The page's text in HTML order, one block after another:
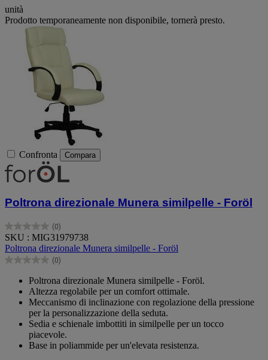
unità
Prodotto temporaneamente non disponibile, tornerà presto.
Confronta Compara
Poltrona direzionale Munera similpelle - Foröl
(0)
0.0
su
5
stelle.
SKU : MIG31979738
Poltrona direzionale Munera similpelle - Foröl
(0)
0.0
Poltrona direzionale Munera similpelle - Foröl.
Altezza regolabile per un comfort ottimale.
Meccanismo di inclinazione con regolazione della pressione
per la personalizzazione della seduta.
Sedia e schienale imbottiti in similpelle per un tocco
piacevole.
Base in poliammide per un'elevata resistenza.